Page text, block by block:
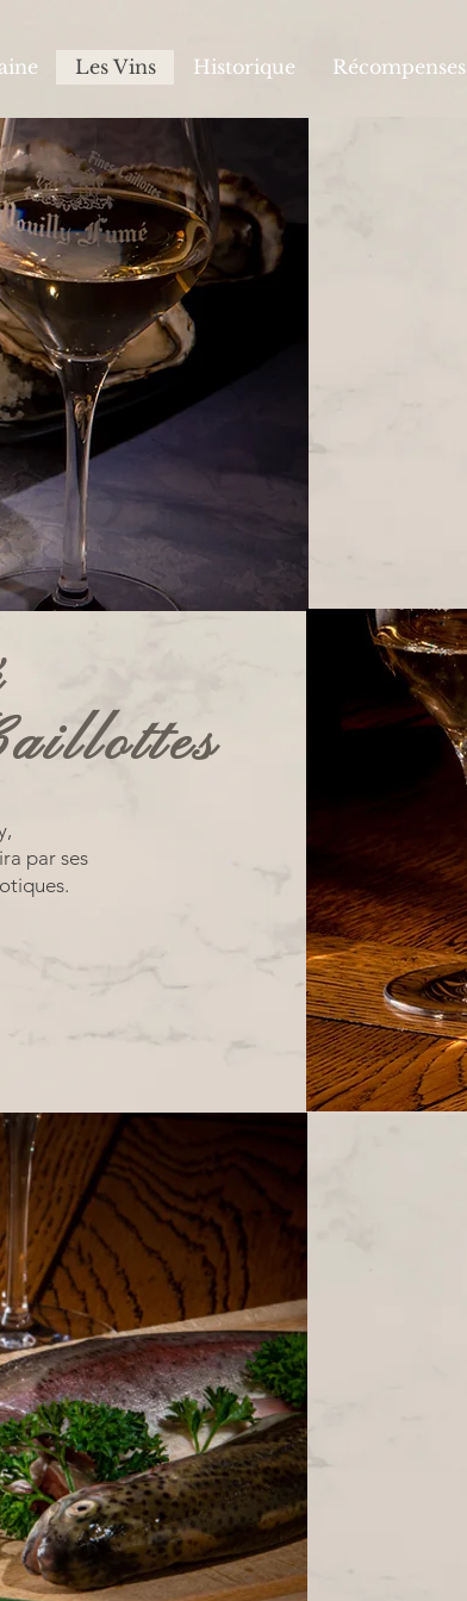
Les Vins Historique Récompenses
par ses